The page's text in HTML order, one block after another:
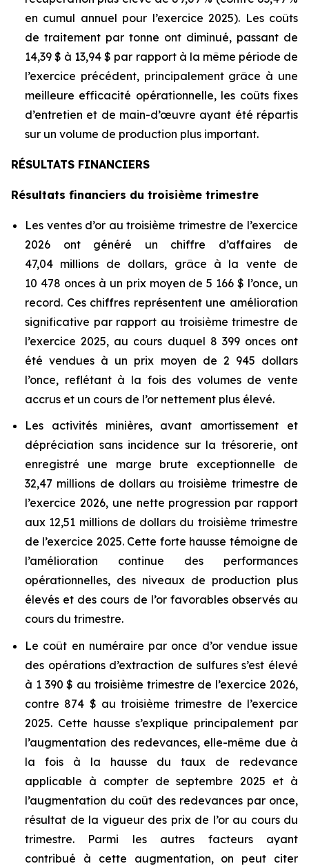
en cumul annuel pour l’exercice 2025). Les coûts
de traitement par tonne ont diminué, passant de
14,39 $ à 13,94 $ par rapport à la même période de
l’exercice précédent, principalement grâce à une
meilleure efficacité opérationnelle, les coûts fixes
d’entretien et de main-d’œuvre ayant été répartis
sur un volume de production plus important.
RÉSULTATS FINANCIERS
Résultats financiers du troisième trimestre
Les ventes d’or au troisième trimestre de l’exercice
2026 ont généré un chiffre d’affaires de
47,04 millions de dollars, grâce à la vente de
10 478 onces à un prix moyen de 5 166 $ l’once, un
record. Ces chiffres représentent une amélioration
significative par rapport au troisième trimestre de
l’exercice 2025, au cours duquel 8 399 onces ont
été vendues à un prix moyen de 2 945 dollars
l’once, reflétant à la fois des volumes de vente
accrus et un cours de l’or nettement plus élevé.
Les activités minières, avant amortissement et
dépréciation sans incidence sur la trésorerie, ont
enregistré une marge brute exceptionnelle de
32,47 millions de dollars au troisième trimestre de
l’exercice 2026, une nette progression par rapport
aux 12,51 millions de dollars du troisième trimestre
de l’exercice 2025. Cette forte hausse témoigne de
l’amélioration continue des performances
opérationnelles, des niveaux de production plus
élevés et des cours de l’or favorables observés au
cours du trimestre.
Le coût en numéraire par once d’or vendue issue
des opérations d’extraction de sulfures s’est élevé
à 1 390 $ au troisième trimestre de l’exercice 2026,
contre 874 $ au troisième trimestre de l’exercice
2025. Cette hausse s’explique principalement par
l’augmentation des redevances, elle-même due à
la fois à la hausse du taux de redevance
applicable à compter de septembre 2025 et à
l’augmentation du coût des redevances par once,
résultat de la vigueur des prix de l’or au cours du
trimestre. Parmi les autres facteurs ayant
contribué à cette augmentation, on peut citer